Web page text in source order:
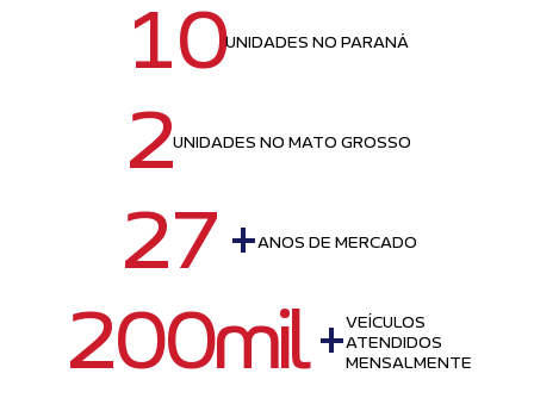
10UNIDADES NO PARANÁ
2UNIDADES NO MATO GROSSO
27 + ANOS DE MERCADO
200mil +VEÍCULOS
ATENDIDOS
MENSALMENTE